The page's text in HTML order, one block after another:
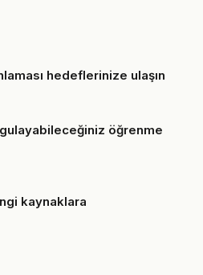
hedeflerinize ulaşın
öğrenme
kaynaklara